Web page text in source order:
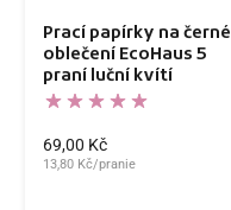
Prací papírky na černé
oblečení EcoHaus 5
praní luční kvítí
69,00 Kč
13,80 Kč/pranie